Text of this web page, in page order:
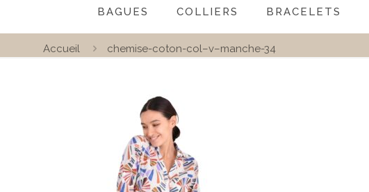
BAGUES COLLIERS BRACELETS
Accueil chemise-coton-col–v–manche-34